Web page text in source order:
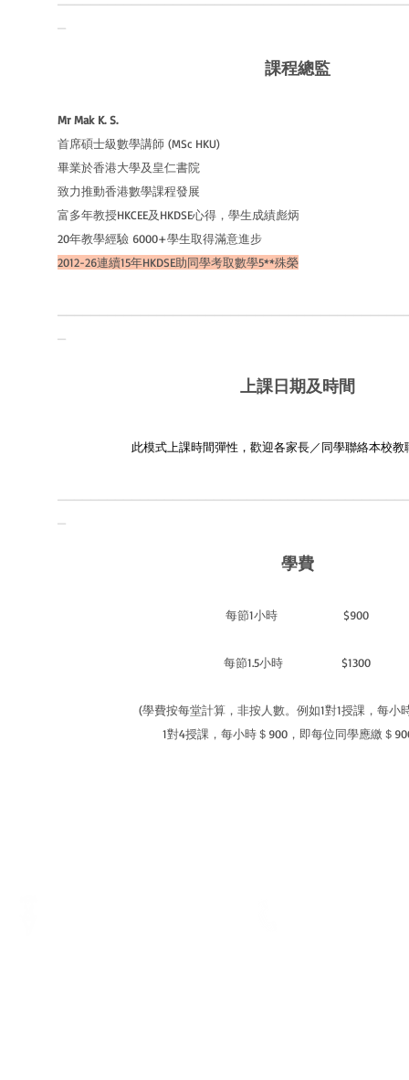
課程總監
Mr Mak K. S.
首席碩士級數學講師 (MSc HKU)
畢業於香港大學及皇仁書院
致力推動香港數學課程發展
富多年教授HKCEE及HKDSE心得，學生成績彪炳
20年教學經驗 6000+學生取得滿意進步
2012-26連續15年HKDSE助同學考取數學5**殊榮
上課日期及時間
此模式上課時間彈性，歡迎各家長／同學聯絡本校教
學費
每節1小時 $900
每節1.5小時 $1300
(學費按每堂計算，非按人數。例如1對1授課，每小
1對4授課，每小時＄900，即每位同學應繳＄